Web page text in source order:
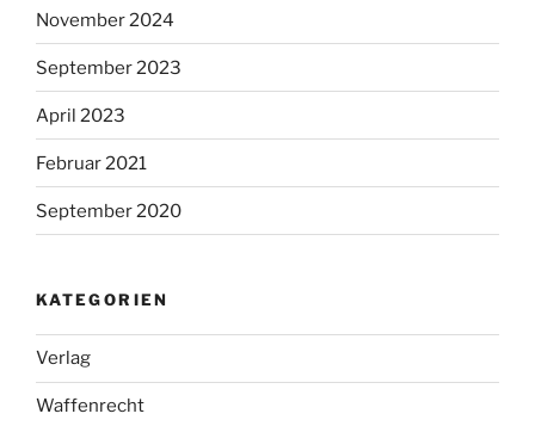
November 2024
September 2023
April 2023
Februar 2021
September 2020
KATEGORIEN
Verlag
Waffenrecht